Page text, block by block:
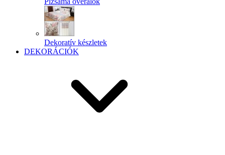
Dekoratív készletek
DEKORÁCIÓK